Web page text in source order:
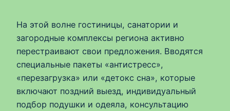
На этой волне гостиницы, санатории и
загородные комплексы региона активно
перестраивают свои предложения. Вводятся
специальные пакеты «антистресс»,
«перезагрузка» или «детокс сна», которые
включают поздний выезд, индивидуальный
подбор подушки и одеяла, консультацию